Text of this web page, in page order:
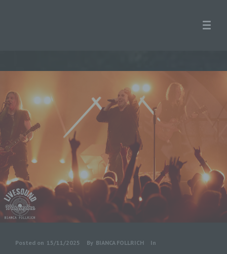
Posted on 15/11/2025 By BIANCA FOLLRICH In